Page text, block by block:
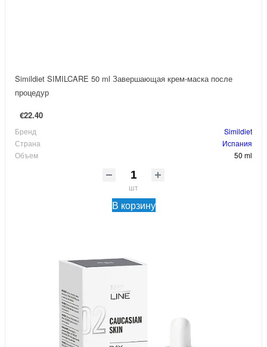
Simildiet SIMILCARE 50 ml Завершающая крем-маска после
процедур
€22.40
Бренд
Simildiet
Страна
Испания
Объем
50 ml
шт
В корзину